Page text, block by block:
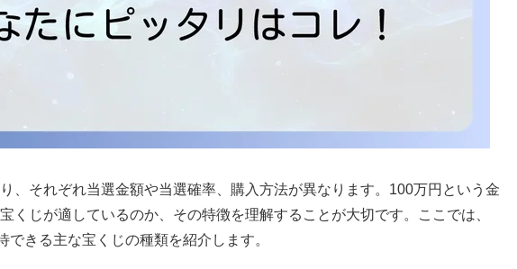
、それぞれ当選金額や当選確率、購入方法が異なります。100万円という金
くじが適しているのか、その特徴を理解することが大切です。ここでは、
できる主な宝くじの種類を紹介します。